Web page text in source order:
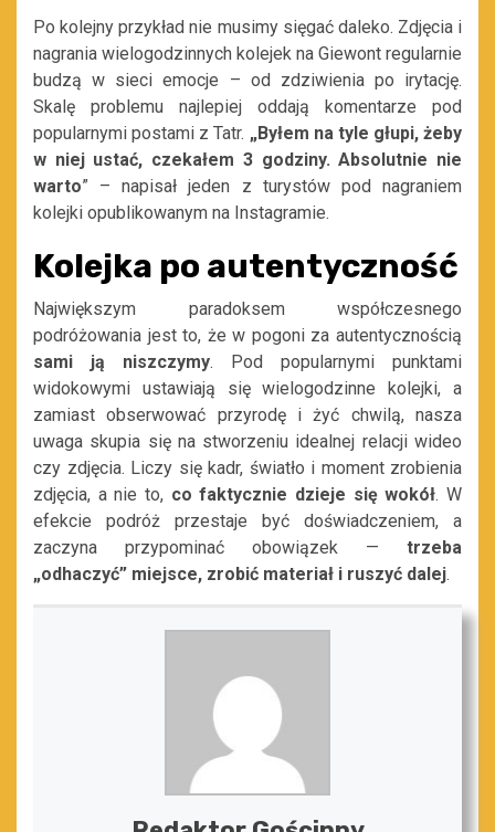
Po kolejny przykład nie musimy sięgać daleko. Zdjęcia i
nagrania wielogodzinnych kolejek na Giewont regularnie
budzą w sieci emocje – od zdziwienia po irytację.
Skalę problemu najlepiej oddają komentarze pod
popularnymi postami z Tatr. „Byłem na tyle głupi, żeby
w niej ustać, czekałem 3 godziny. Absolutnie nie
warto” – napisał jeden z turystów pod nagraniem
kolejki opublikowanym na Instagramie.
Kolejka po autentyczność
Największym paradoksem współczesnego
podróżowania jest to, że w pogoni za autentycznością
sami
ją niszczymy. Pod popularnymi punktami
widokowymi ustawiają się wielogodzinne kolejki, a
zamiast obserwować przyrodę i żyć chwilą, nasza
uwaga skupia się na stworzeniu idealnej relacji wideo
czy zdjęcia. Liczy się kadr, światło i moment zrobienia
zdjęcia, a nie to, co faktycznie dzieje się wokół. W
efekcie podróż przestaje być doświadczeniem, a
zaczyna przypominać obowiązek — trzeba
„odhaczyć” miejsce, zrobić materiał i ruszyć dalej.